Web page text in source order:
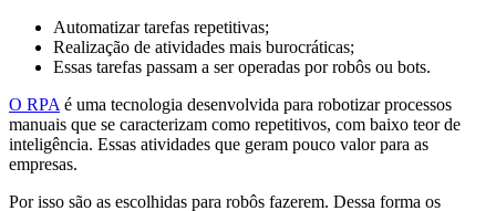
Automatizar tarefas repetitivas;
Realização de atividades mais burocráticas;
Essas tarefas passam a ser operadas por robôs ou bots.
O RPA é uma tecnologia desenvolvida para robotizar processos
manuais que se caracterizam como repetitivos, com baixo teor de
inteligência. Essas atividades que geram pouco valor para as
empresas.
Por isso são as escolhidas para robôs fazerem. Dessa forma os